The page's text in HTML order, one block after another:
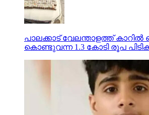
പാലക്കാട് വേലന്താളത്ത് കാറില്‍
കൊണ്ടുവന്ന 1.3 കോടി രൂപ